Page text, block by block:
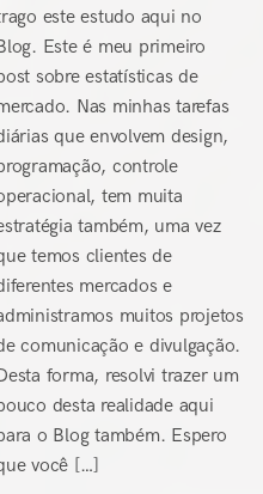
este estudo aqui no
Este é meu primeiro
sobre estatísticas de
Nas minhas tarefas
que envolvem design,
controle
tem muita
também, uma vez
temos clientes de
mercados e
muitos projetos
comunicação e divulgação.
forma, resolvi trazer um
desta realidade aqui
o Blog também. Espero
você […]